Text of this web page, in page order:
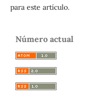
para este artículo.
Número actual